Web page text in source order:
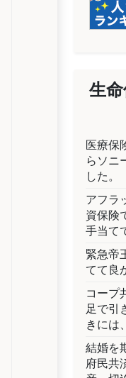
生
医療保
らソニ
した。
アフラ
資保険
手当て
緊急帝
てて良
コープ
足で引
きには
結婚を
府民共